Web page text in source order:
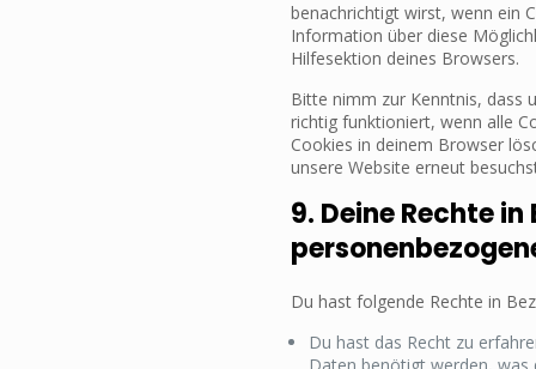
benachrichtigt wirst, wenn ein
Information über diese
Hilfesektion deines Browsers.
Bitte nimm zur Kenntnis, dass
richtig funktioniert, wenn alle
Cookies in deinem Browser
unsere Website erneut
9. Deine Rechte in
Du hast folgende Rechte in
Du hast das Recht zu